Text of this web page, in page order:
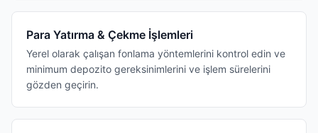
Para Yatırma & Çekme İşlemleri
Yerel olarak çalışan fonlama yöntemlerini kontrol edin ve
minimum depozito gereksinimlerini ve işlem sürelerini
gözden geçirin.